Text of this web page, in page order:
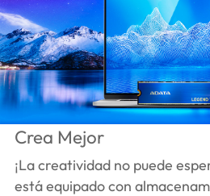
Crea Mejor
¡La creatividad no puede
está equipado con